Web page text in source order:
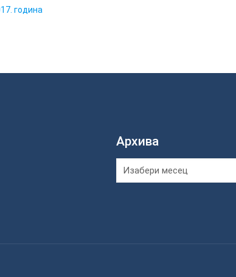
година
Архива
Архива